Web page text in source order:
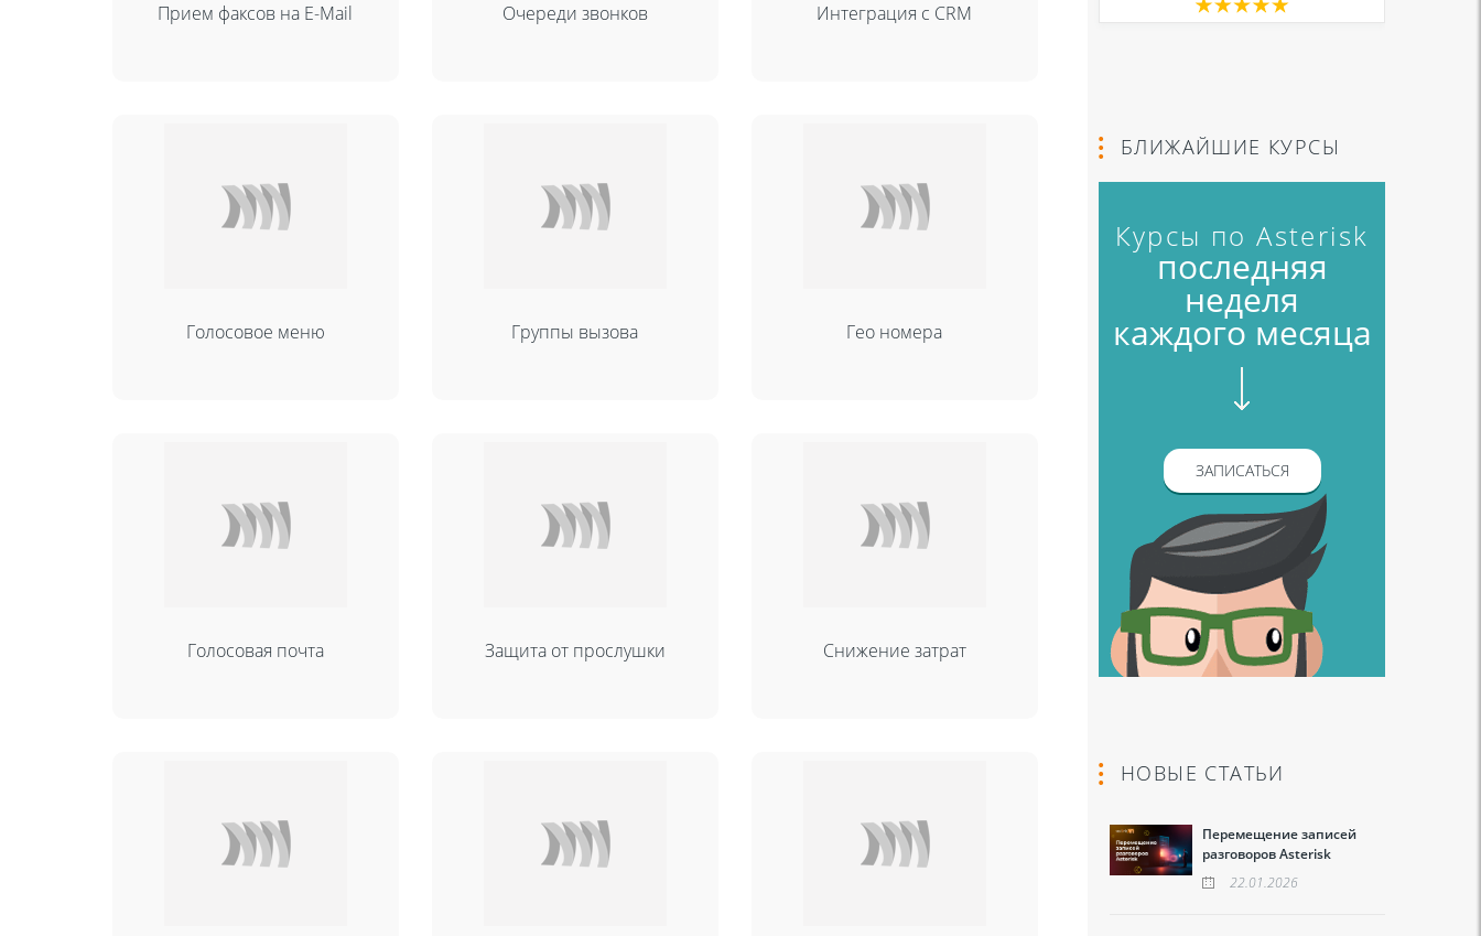
Прием факсов на E-Mail Очереди звонков Интеграция с CRM
Голосовое меню Группы вызова Гео номера
Голосовая почта Защита от прослушки Снижение затрат
БЛИЖАЙШИЕ КУРСЫ
Курсы по Asterisk
последняя
неделя
каждого месяца
ЗАПИСАТЬСЯ
НОВЫЕ СТАТЬИ
Перемещение записей
разговоров Asterisk
22.01.2026